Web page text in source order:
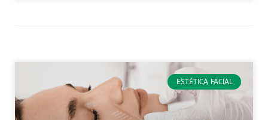
ESTÉTICA FACIAL